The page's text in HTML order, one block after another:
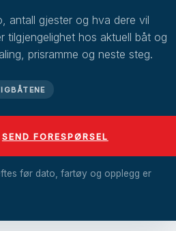
antall gjester og hva dere vil
tilgjengelighet hos aktuell båt og
prisramme og neste steg.
SEND FORESPØRSEL
før dato, fartøy og opplegg er